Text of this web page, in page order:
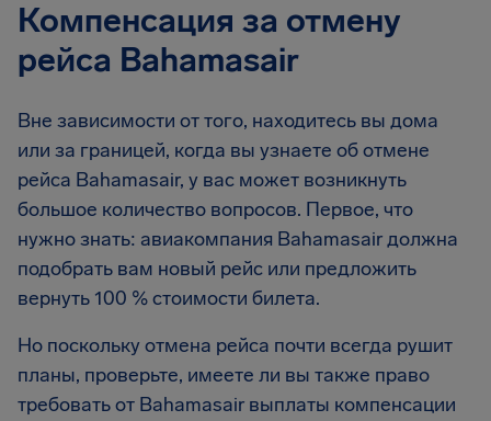
Компенсация за отмену
рейса Bahamasair
Вне зависимости от того, находитесь вы дома
или за границей, когда вы узнаете об отмене
рейса Bahamasair, у вас может возникнуть
большое количество вопросов. Первое, что
нужно знать: авиакомпания Bahamasair должна
подобрать вам новый рейс или предложить
вернуть 100 % стоимости билета.
Но поскольку отмена рейса почти всегда рушит
планы, проверьте, имеете ли вы также право
требовать от Bahamasair выплаты компенсации